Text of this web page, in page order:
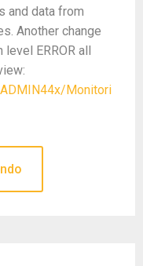
and data from
Another change
ERROR all
Monitori